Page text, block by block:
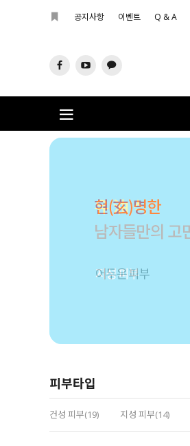
공지사항 이벤트 Q & A
피부타입
건성 피부(19) 지성 피부(14)